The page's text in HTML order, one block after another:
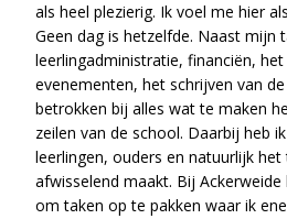
als heel plezierig. Ik voel me hier
Geen dag is hetzelfde. Naast mijn
leerlingadministratie, financiën,
evenementen, het schrijven van
betrokken bij alles wat te maken
zeilen van de school. Daarbij heb
leerlingen, ouders en natuurlijk
afwisselend maakt. Bij
om taken op te pakken waar ik